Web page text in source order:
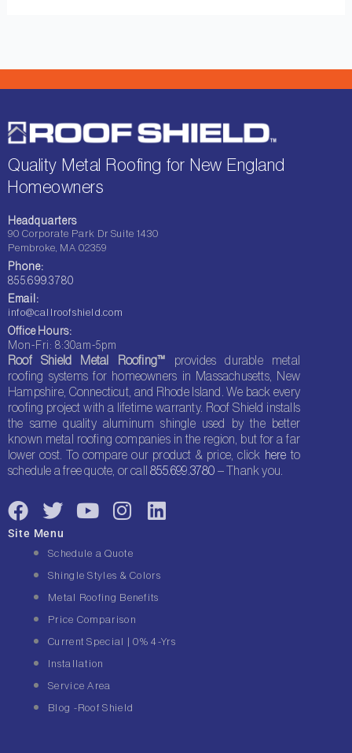
Quality Metal Roofing for New England
Homeowners
Headquarters
90 Corporate Park Dr Suite 1430
Pembroke, MA 02359
Phone:
855.699.3780
Email:
info@callroofshield.com
Office Hours:
Mon-Fri: 8:30am-5pm
Roof Shield Metal Roofing™ provides durable metal
roofing systems for homeowners in Massachusetts, New
Hampshire, Connecticut, and Rhode Island. We back every
roofing project with a lifetime warranty. Roof Shield installs
the same quality aluminum shingle used by the better
known metal roofing companies in the region, but for a far
lower cost. To compare our product & price, click here to
schedule a free quote, or call855.699.3780 – Thank you.
F
a
T
w
i
t
t
e
r
Y
u
t
u
b
e
I
s
t
a
g
r
a
L
k
e
n
Site Menu
Schedule a Quote
Shingle Styles & Colors
Metal Roofing Benefits
Price Comparison
Current Special | 0% 4-Yrs
Installation
Service Area
Blog -Roof Shield